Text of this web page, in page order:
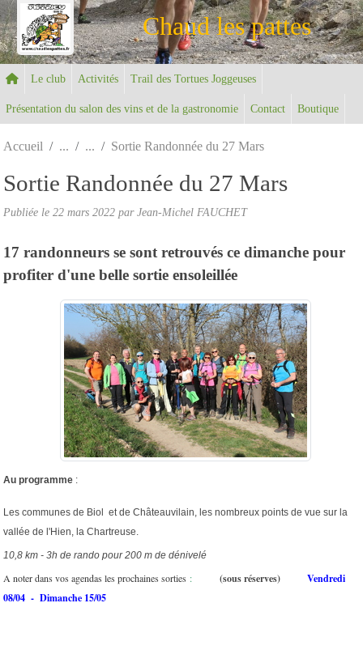
Chaud les pattes
Le club Activités Trail des Tortues Joggeuses
Présentation du salon des vins et de la gastronomie Contact Boutique
Accueil Sortie Randonnée du 27 Mars
Sortie Randonnée du 27 Mars
Publiée le 22 mars 2022 par Jean-Michel FAUCHET
17 randonneurs se sont retrouvés ce dimanche pour
profiter d'une belle sortie ensoleillée
Au programme :
Les communes de Biol et de Châteauvilain, les nombreux points de vue sur la
vallée de l'Hien, la Chartreuse.
10,8 km - 3h de rando pour 200 m de dénivelé
A noter dans vos agendas les prochaines sorties : (sous réserves)
Vendredi
08/04 - Dimanche 15/05
Panneau de gestion des cookies